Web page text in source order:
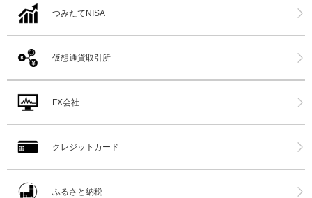
つみたてNISA
仮想通貨取引所
FX会社
クレジットカード
ふるさと納税